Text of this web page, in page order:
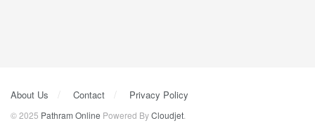
About Us Contact Privacy Policy
© 2025 Pathram Online Powered ByCloudjet